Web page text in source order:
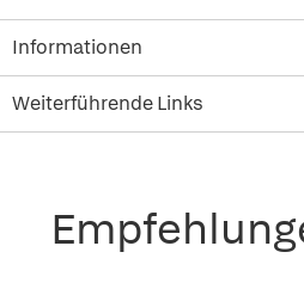
Informationen
Weiterführende Links